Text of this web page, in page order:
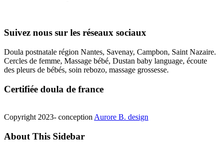
Suivez nous sur les réseaux sociaux
Doula postnatale région Nantes, Savenay, Campbon, Saint Nazaire.
Cercles de femme, Massage bébé, Dustan baby language, écoute
des pleurs de bébés, soin rebozo, massage grossesse.
Certifiée doula de france
Copyright 2023- conception Aurore B. design
About This Sidebar